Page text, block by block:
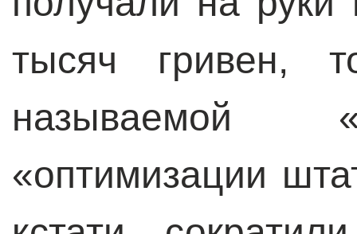
тысяч гривен,
называемой
«оптимизации